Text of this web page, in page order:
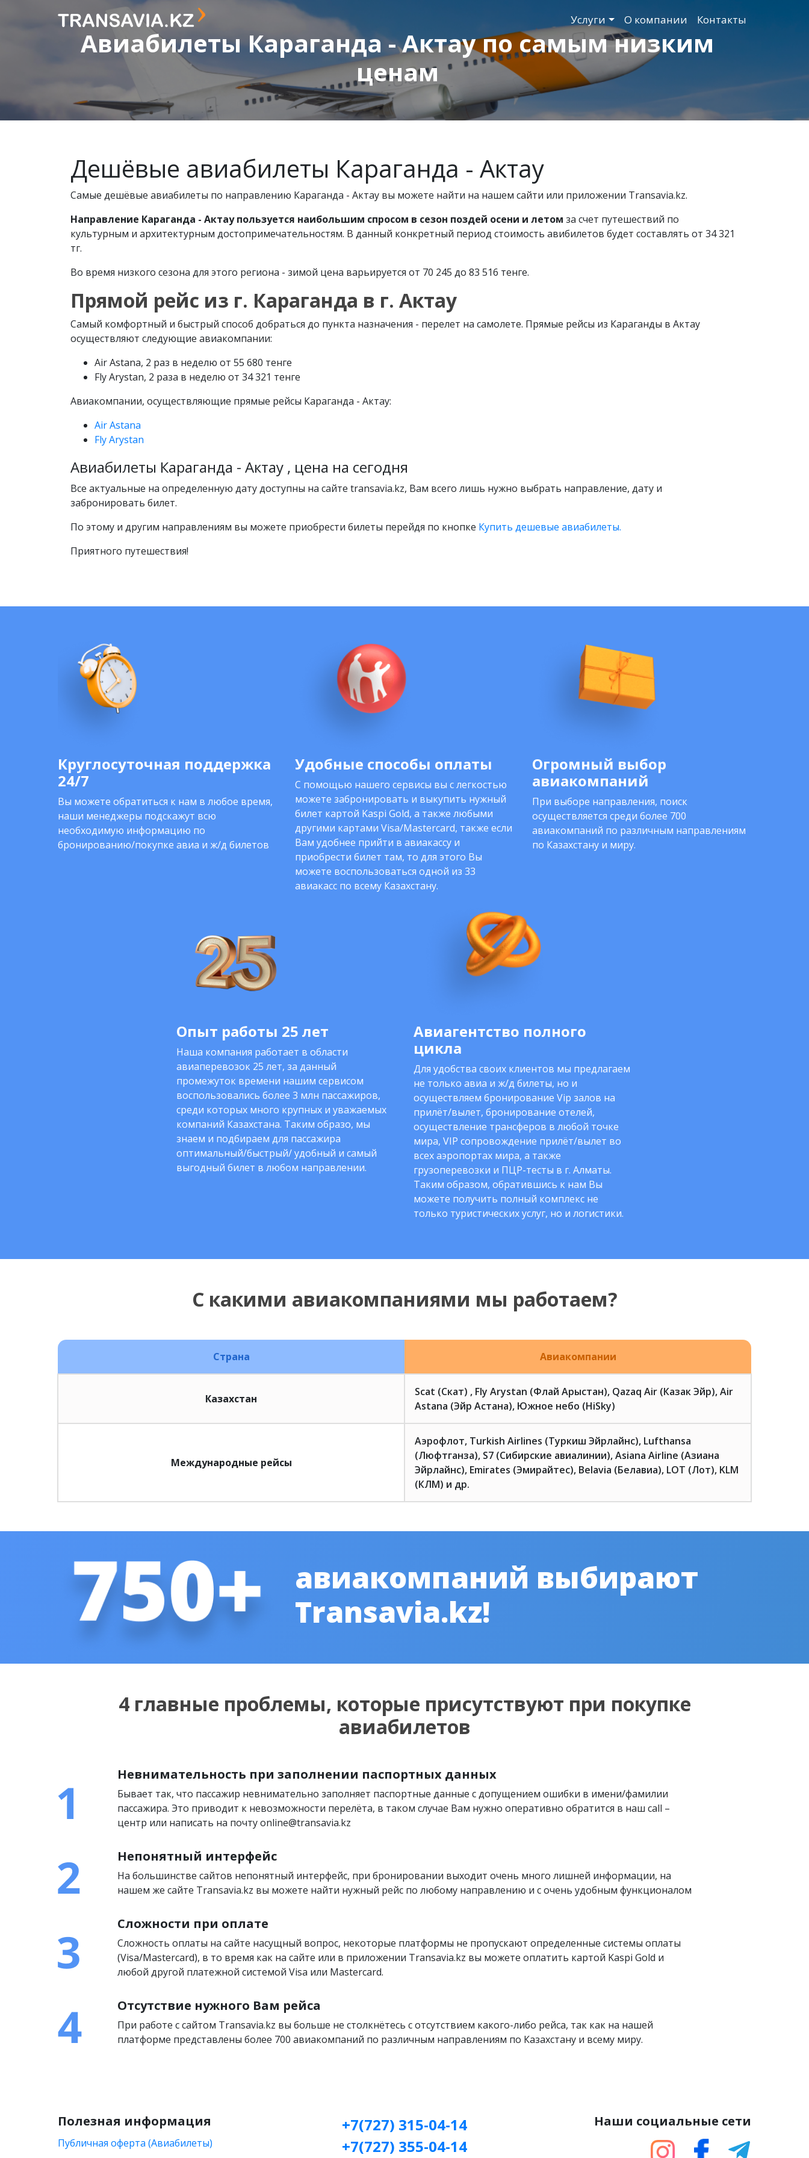
Услуги О компании Контакты
Авиабилеты Караганда - Актау по самым низким
ценам
Дешёвые авиабилеты Караганда - Актау
Самые дешёвые авиабилеты по направлению Караганда - Актау вы можете найти на нашем сайти или приложении Transavia.kz.
Направление Караганда - Актау пользуется наибольшим спросом в сезон поздей осени и летом за счет путешествий по
культурным и архитектурным достопримечательностям. В данный конкретный период стоимость авибилетов будет составлять от 34 321
тг.
Во время низкого сезона для этого региона - зимой цена варьируется от 70 245 до 83 516 тенге.
Прямой рейс из г. Караганда в г. Актау
Самый комфортный и быстрый способ добраться до пункта назначения - перелет на самолете. Прямые рейсы из Караганды в Актау
осуществляют следующие авиакомпании:
Air Astana, 2 раз в неделю от 55 680 тенге
Fly Arystan, 2 раза в неделю от 34 321 тенге
Авиакомпании, осуществляющие прямые рейсы Караганда - Актау:
Air Astana
Fly Arystan
Авиабилеты Караганда - Актау , цена на сегодня
Все актуальные на определенную дату доступны на сайте transavia.kz, Вам всего лишь нужно выбрать направление, дату и
забронировать билет.
По этому и другим направлениям вы можете приобрести билеты перейдя по кнопке Купить дешевые авиабилеты.
Приятного путешествия!
Круглосуточная поддержка
24/7
Вы можете обратиться к нам в любое время,
наши менеджеры подскажут всю
необходимую информацию по
бронированию/покупке авиа и ж/д билетов
Удобные способы оплаты
С помощью нашего сервисы вы с легкостью
можете забронировать и выкупить нужный
билет картой Kaspi Gold, а также любыми
другими картами Visa/Mastercard, также если
Вам удобнее прийти в авиакассу и
приобрести билет там, то для этого Вы
можете воспользоваться одной из 33
авиакасс по всему Казахстану.
Огромный выбор
авиакомпаний
При выборе направления, поиск
осуществляется среди более 700
авиакомпаний по различным направлениям
по Казахстану и миру.
Опыт работы 25 лет
Наша компания работает в области
авиаперевозок 25 лет, за данный
промежуток времени нашим сервисом
воспользовались более 3 млн пассажиров,
среди которых много крупных и уважаемых
компаний Казахстана. Таким образо, мы
знаем и подбираем для пассажира
оптимальный/быстрый/ удобный и самый
выгодный билет в любом направлении.
Авиагентство полного
цикла
Для удобства своих клиентов мы предлагаем
не только авиа и ж/д билеты, но и
осуществляем бронирование Vip залов на
прилёт/вылет, бронирование отелей,
осуществление трансферов в любой точке
мира, VIP сопровождение прилёт/вылет во
всех аэропортах мира, а также
грузоперевозки и ПЦР-тесты в г. Алматы.
Таким образом, обратившись к нам Вы
можете получить полный комплекс не
только туристических услуг, но и логистики.
С какими авиакомпаниями мы работаем?
Страна Авиакомпании
Казахстан
Scat (Скат) , Fly Arystan (Флай Арыстан), Qazaq Air (Казак Эйр), Air
Astana (Эйр Астана), Южное небо (HiSky)
Международные рейсы
Аэрофлот, Turkish Airlines (Туркиш Эйрлайнс), Lufthansa
(Люфтганза), S7 (Сибирские авиалинии), Asiana Airline (Азиана
Эйрлайнс), Emirates (Эмирайтес), Belavia (Белавиа), LOT (Лот), KLM
(КЛМ) и др.
авиакомпаний выбирают
Transavia.kz!
4 главные проблемы, которые присутствуют при покупке
авиабилетов
Невнимательность при заполнении паспортных данных
Бывает так, что пассажир невнимательно заполняет паспортные данные с допущением ошибки в имени/фамилии
пассажира. Это приводит к невозможности перелёта, в таком случае Вам нужно оперативно обратится в наш call –
центр или написать на почту online@transavia.kz
Непонятный интерфейс
На большинстве сайтов непонятный интерфейс, при бронировании выходит очень много лишней информации, на
нашем же сайте Transavia.kz вы можете найти нужный рейс по любому направлению и с очень удобным функционалом
Сложности при оплате
Сложность оплаты на сайте насущный вопрос, некоторые платформы не пропускают определенные системы оплаты
(Visa/Mastercard), в то время как на сайте или в приложении Transavia.kz вы можете оплатить картой Kaspi Gold и
любой другой платежной системой Visa или Mastercard.
Отсутствие нужного Вам рейса
При работе с сайтом Transavia.kz вы больше не столкнётесь с отсутствием какого-либо рейса, так как на нашей
платформе представлены более 700 авиакомпаний по различным направлениям по Казахстану и всему миру.
Полезная информация
Публичная оферта (Авиабилеты)
+7(727) 315-04-14
+7(727) 355-04-14
Наши социальные сети